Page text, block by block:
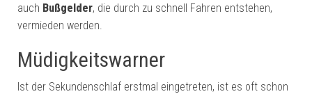
auch Bußgelder, die durch zu schnell Fahren entstehen,
vermieden werden.
Müdigkeitswarner
Ist der Sekundenschlaf erstmal eingetreten, ist es oft schon